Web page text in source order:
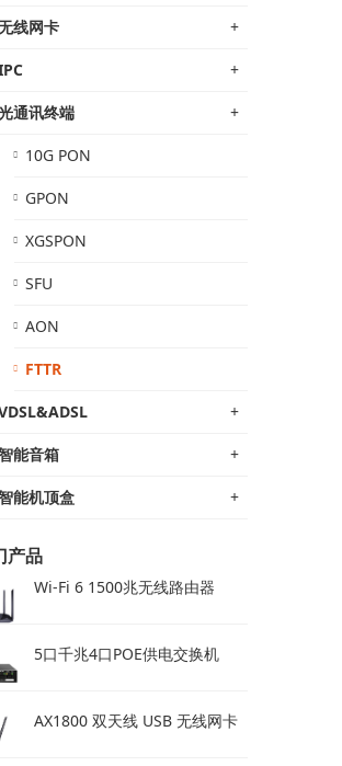
线网卡 +
+
通讯终端 +
10G PON
GPON
XGSPON
SFU
AON
FTTR
+
能音箱 +
能机顶盒 +
产品
Wi-Fi 6 1500兆无线路由器
5口千兆4口POE供电交换机
AX1800 双天线 USB 无线网卡